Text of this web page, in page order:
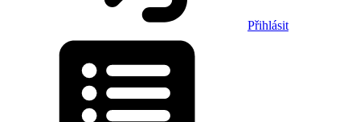
Přihlásit